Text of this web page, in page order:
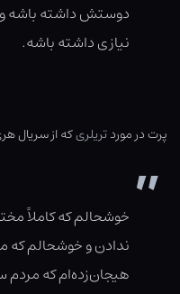
دوستش داشته باشه
نیازی داشته باشه.
پرت در موردتریلریکه از سریال
خوشحالم که کاملاً
ندادن و خوشحالم
هیجان‌زده‌ام که مردم